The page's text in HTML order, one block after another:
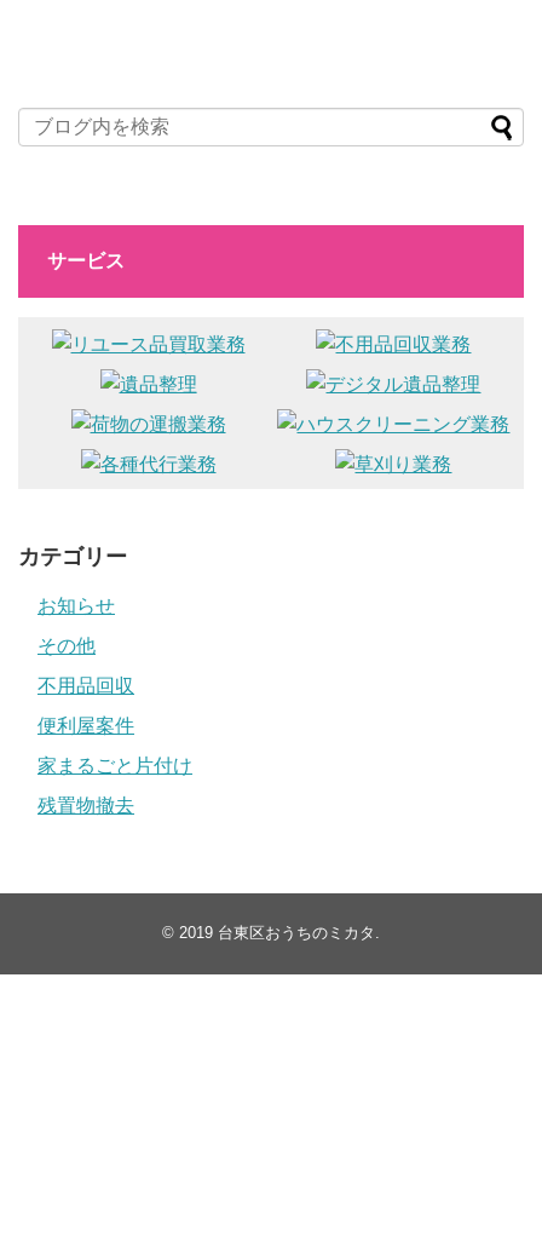
サービス
カテゴリー
お知らせ
その他
不用品回収
便利屋案件
家まるごと片付け
残置物撤去
© 2019 台東区おうちのミカタ .